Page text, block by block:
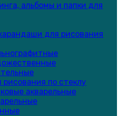
альбомы и папки для
для рисования
по стеклу
акварельные